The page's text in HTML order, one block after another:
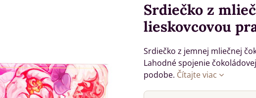
Srdiečko z
lieskovcovou
Srdiečko z jemnej mliečnej
Lahodné spojenie
podobe. Čítajte viac